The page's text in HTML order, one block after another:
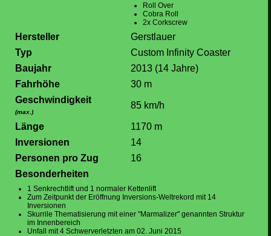
Roll Over
Cobra Roll
2x Corkscrew
Hersteller
Gerstlauer
Typ
Custom Infinity Coaster
Baujahr
2013 (14 Jahre)
Fahrhöhe
30 m
Geschwindigkeit
(max.)
85 km/h
Länge
1170 m
Inversionen
14
Personen pro Zug
16
Besonderheiten
1 Senkrechtlift und 1 normaler Kettenlift
Zum Zeitpunkt der Eröffnung Inversions-Weltrekord mit 14
Inversionen
Skurrile Thematisierung mit einer "Marmalizer" genannten Struktur
im Innenbereich
Unfall mit 4 Schwerverletzten am 02. Juni 2015